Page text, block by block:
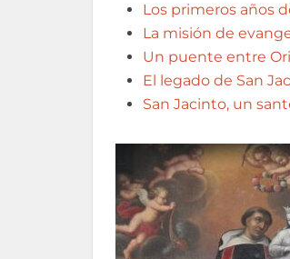
Los primeros años
La misión de
Un puente entre
El legado de San
San Jacinto, un